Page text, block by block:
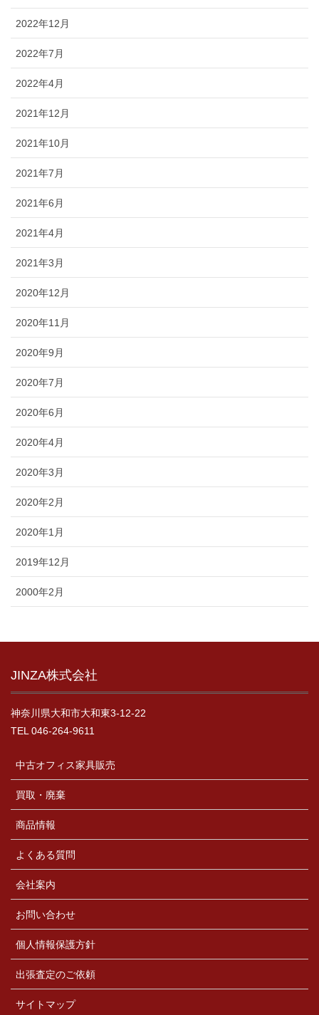
2022年12月
2022年7月
2022年4月
2021年12月
2021年10月
2021年7月
2021年6月
2021年4月
2021年3月
2020年12月
2020年11月
2020年9月
2020年7月
2020年6月
2020年4月
2020年3月
2020年2月
2020年1月
2019年12月
2000年2月
JINZA株式会社
神奈川県大和市大和東3-12-22
TEL 046-264-9611
中古オフィス家具販売
買取・廃棄
商品情報
よくある質問
会社案内
お問い合わせ
個人情報保護方針
出張査定のご依頼
サイトマップ